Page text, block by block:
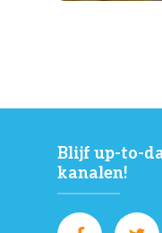
Blijf up-to-
kanalen!